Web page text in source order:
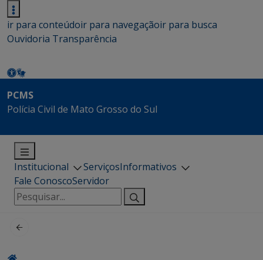
ir para conteúdoir para navegaçãoir para busca
Ouvidoria Transparência
PCMS
Polícia Civil de Mato Grosso do Sul
Institucional ServiçosInformativos
Fale ConoscoServidor
Pesquisar
por: